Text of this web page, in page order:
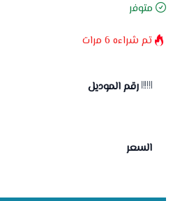
متوفر
تم شراءه 6 مرات
رقم الموديل
السعر